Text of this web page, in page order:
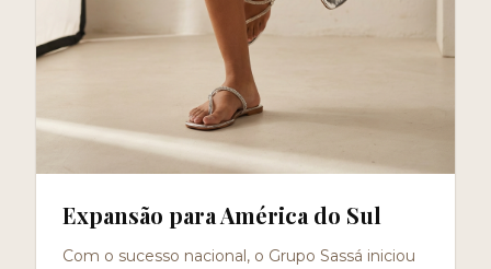
Expansão para América do Sul
Com o sucesso nacional, o Grupo Sassá iniciou